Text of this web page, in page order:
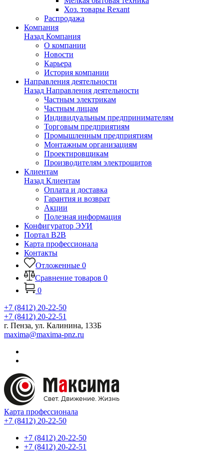
Хоз. товары Rexant
Распродажа
Компания
Назад Компания
О компании
Новости
Карьера
История компании
Направления деятельности
Назад Направления деятельности
Частным электрикам
Частным лицам
Индивидуальным предпринимателям
Торговым предприятиям
Промышленным предприятиям
Монтажным организациям
Проектировщикам
Производителям электрощитов
Клиентам
Назад Клиентам
Оплата и доставка
Гарантия и возврат
Акции
Полезная информация
Конфигуратор ЭУИ
Портал B2B
Карта профессионала
Контакты
Отложенные 0
Сравнение товаров 0
0
+7 (8412) 20-22-50
+7 (8412) 20-22-51
г. Пенза, ул. Калинина, 133Б
maxima@maxima-pnz.ru
Карта профессионала
+7 (8412) 20-22-50
+7 (8412) 20-22-50
+7 (8412) 20-22-51